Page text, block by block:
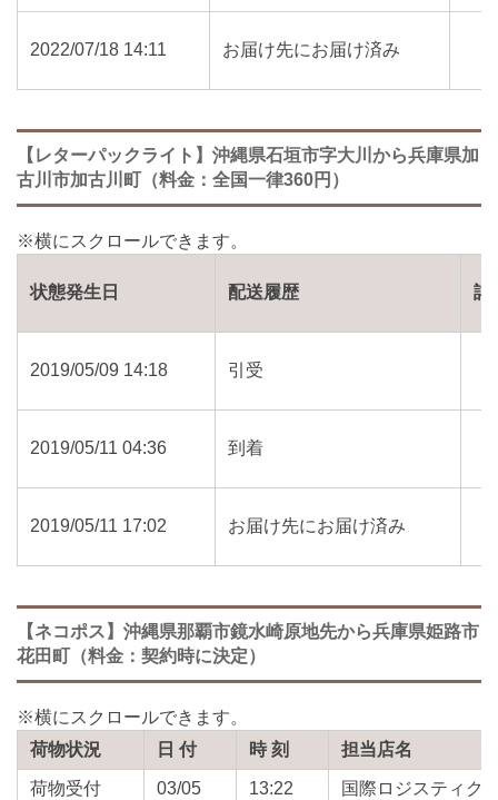
2022/07/18 14:11 お届け先にお届け済み
【レターパックライト】沖縄県石垣市字大川から兵庫県加
古川市加古川町（料金：全国一律360円）
状態発生日 配送履歴 詳
2019/05/09 14:18 引受
2019/05/11 04:36 到着
2019/05/11 17:02 お届け先にお届け済み
【ネコポス】沖縄県那覇市鏡水崎原地先から兵庫県姫路市
花田町（料金：契約時に決定）
荷物状況 日 付 時 刻 担当店名
荷物受付 03/05 13:22 国際ロジスティク